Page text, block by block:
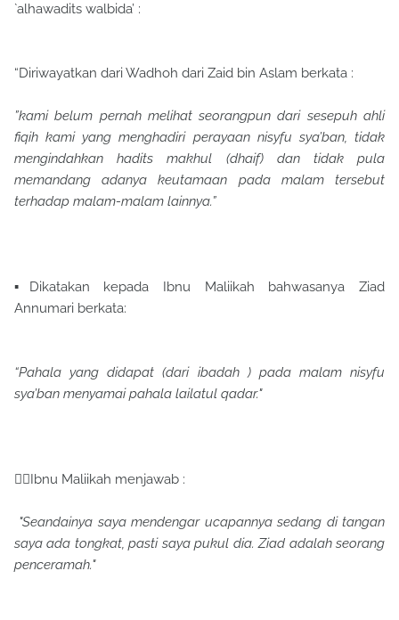
`alhawadits walbida’ :
“Diriwayatkan dari Wadhoh dari Zaid bin Aslam berkata :
”kami belum pernah melihat seorangpun dari sesepuh ahli
fiqih kami yang menghadiri perayaan nisyfu sya’ban, tidak
mengindahkan hadits makhul (dhaif) dan tidak pula
memandang adanya keutamaan pada malam tersebut
terhadap malam-malam lainnya.”
▪Dikatakan kepada Ibnu Maliikah bahwasanya Ziad
Annumari berkata:
“Pahala yang didapat (dari ibadah ) pada malam nisyfu
sya’ban menyamai pahala lailatul qadar."
👉🏽Ibnu Maliikah menjawab :
"Seandainya saya mendengar ucapannya sedang di tangan
saya ada tongkat, pasti saya pukul dia. Ziad adalah seorang
penceramah."